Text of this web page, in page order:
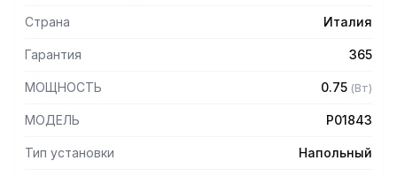
Страна Италия
Гарантия 365
МОЩНОСТЬ 0.75 (Вт)
МОДЕЛЬ P01843
Тип установки Напольный